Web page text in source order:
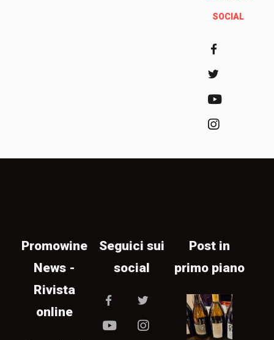
SOCIAL
Promowine
News -
Rivista
online
Seguici sui
social
Post in
primo piano